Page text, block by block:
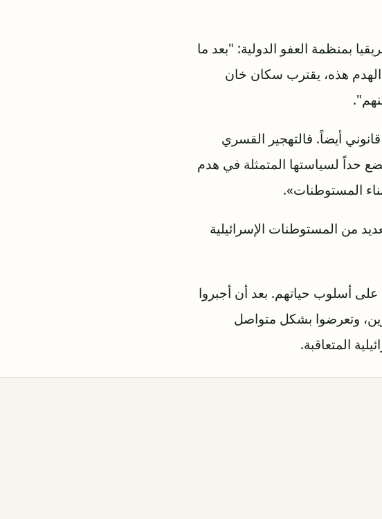
بمنظمة العفو الدولية: "بعد ما
هذه، يقترب سكان خان
أيضاً. فالتهجير القسري
حداً لسياستها المتمثلة في هدم
المستوطنات».
من المستوطنات الإسرائيلية
الحفاظ على أسلوب حياتهم. بعد أن أجبروا
وتعرضوا بشكل متواصل
المتعاقبة.